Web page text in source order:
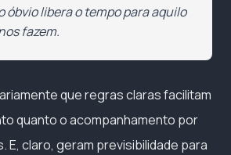
óbvio libera o tempo para aquilo
fazem.
que regras claras facilitam
quanto o acompanhamento por
E, claro, geram previsibilidade para